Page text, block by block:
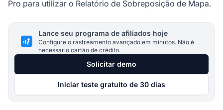
Pro para utilizar o Relatório de Sobreposição de Mapa.
Lance seu programa de afiliados hoje
Configure o rastreamento avançado em minutos. Não é
necessário cartão de crédito.
Solicitar demo
Iniciar teste gratuito de 30 dias